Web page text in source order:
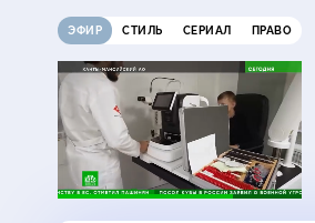
ЭФИР СТИЛЬ СЕРИАЛ ПРАВО
10:00
Сегодня